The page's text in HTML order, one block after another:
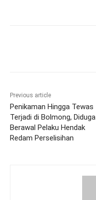
Previous article
Penikaman Hingga Tewas
Terjadi di Bolmong, Diduga
Berawal Pelaku Hendak
Redam Perselisihan